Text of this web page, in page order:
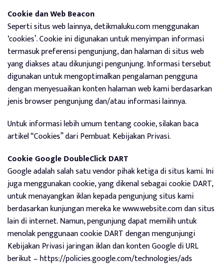
Cookie dan Web Beacon
Seperti situs web lainnya, detikmaluku.com menggunakan
‘cookies’. Cookie ini digunakan untuk menyimpan informasi
termasuk preferensi pengunjung, dan halaman di situs web
yang diakses atau dikunjungi pengunjung. Informasi tersebut
digunakan untuk mengoptimalkan pengalaman pengguna
dengan menyesuaikan konten halaman web kami berdasarkan
jenis browser pengunjung dan/atau informasi lainnya.
Untuk informasi lebih umum tentang cookie, silakan baca
artikel “Cookies” dari Pembuat Kebijakan Privasi.
Cookie Google DoubleClick DART
Google adalah salah satu vendor pihak ketiga di situs kami. Ini
juga menggunakan cookie, yang dikenal sebagai cookie DART,
untuk menayangkan iklan kepada pengunjung situs kami
berdasarkan kunjungan mereka ke www.website.com dan situs
lain di internet. Namun, pengunjung dapat memilih untuk
menolak penggunaan cookie DART dengan mengunjungi
Kebijakan Privasi jaringan iklan dan konten Google di URL
berikut – https://policies.google.com/technologies/ads